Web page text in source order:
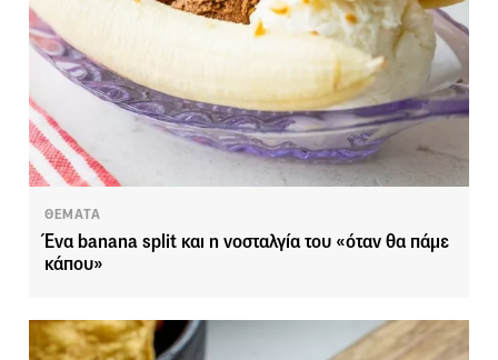
ΘΕΜΑΤΑ
Ένα banana split και η νοσταλγία του «όταν θα πάμε
κάπου»